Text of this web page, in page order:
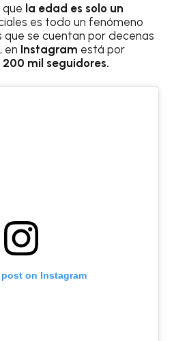
la edad es solo un
es todo un fenómeno
se cuentan por decenas
en Instagram está por
200 mil seguidores.
on Instagram